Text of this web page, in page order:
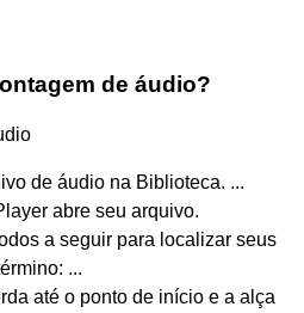
de áudio?
de áudio na Biblioteca. ...
abre seu arquivo.
a seguir para localizar seus
...
até o ponto de início e a alça